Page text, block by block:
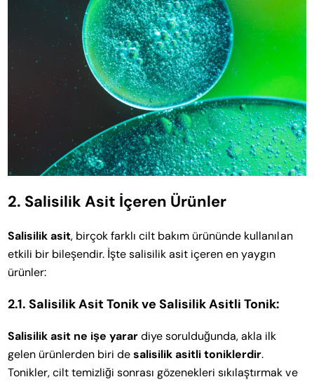
2. Salisilik Asit İçeren Ürünler
Salisilik asit, birçok farklı cilt bakım ürününde kullanılan
etkili bir bileşendir. İşte salisilik asit içeren en yaygın
ürünler:
2.1. Salisilik Asit Tonik ve Salisilik Asitli Tonik:
Salisilik asit ne işe yarardiye sorulduğunda, akla ilk
gelen ürünlerden biri desalisilik asitli toniklerdir.
Tonikler, cilt temizliği sonrası gözenekleri sıkılaştırmak ve